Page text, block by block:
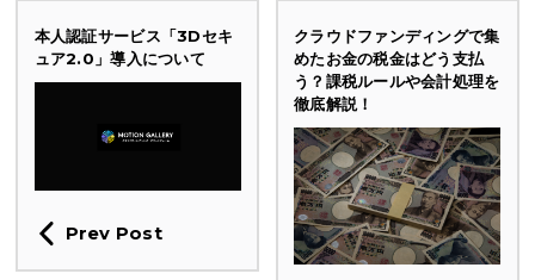
本人認証サービス「3Dセキ
ュア2.0」導入について
Prev Post
クラウドファンディングで集
めたお金の税金はどう支払
う？課税ルールや会計処理を
徹底解説！